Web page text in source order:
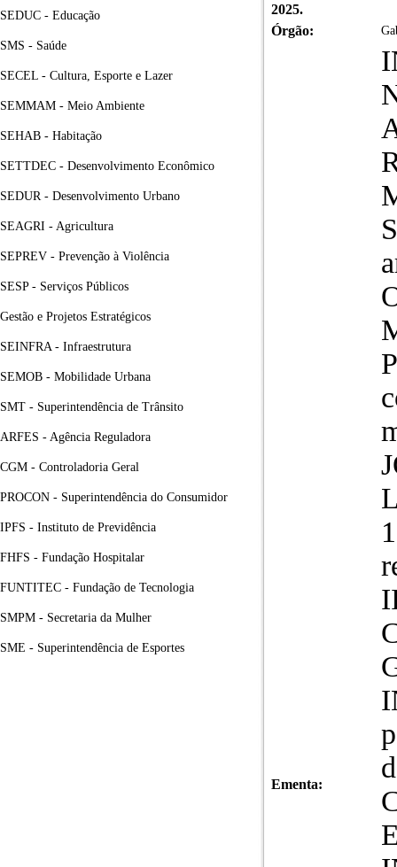
SEDUC - Educação
SMS - Saúde
SECEL - Cultura, Esporte e Lazer
SEMMAM - Meio Ambiente
SEHAB - Habitação
SETTDEC - Desenvolvimento Econômico
SEDUR - Desenvolvimento Urbano
SEAGRI - Agricultura
SEPREV - Prevenção à Violência
SESP - Serviços Públicos
Gestão e Projetos Estratégicos
SEINFRA - Infraestrutura
SEMOB - Mobilidade Urbana
SMT - Superintendência de Trânsito
ARFES - Agência Reguladora
CGM - Controladoria Geral
PROCON - Superintendência do Consumidor
IPFS - Instituto de Previdência
FHFS - Fundação Hospitalar
FUNTITEC - Fundação de Tecnologia
SMPM - Secretaria da Mulher
SME - Superintendência de Esportes
2025.
Órgão:
Ementa: